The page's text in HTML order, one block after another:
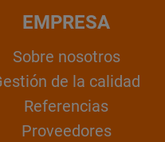
EMPRESA
Sobre nosotros
de la calidad
Referencias
Proveedores